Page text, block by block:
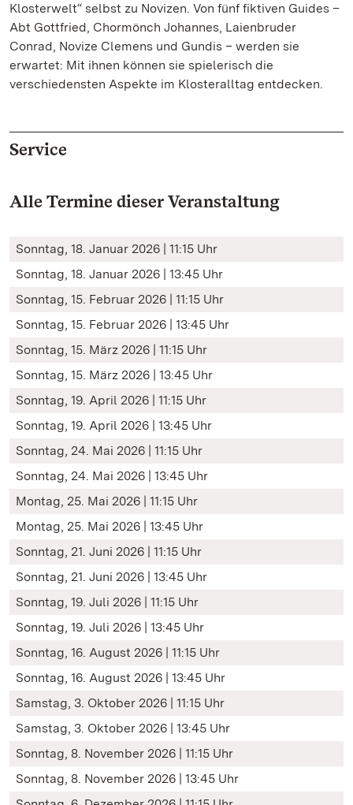
Klosterwelt“ selbst zu Novizen. Von fünf fiktiven Guides –
Abt Gottfried, Chormönch Johannes, Laienbruder
Conrad, Novize Clemens und Gundis – werden sie
erwartet: Mit ihnen können sie spielerisch die
verschiedensten Aspekte im Klosteralltag entdecken.
Service
Alle Termine dieser Veranstaltung
Sonntag, 18. Januar 2026 | 11:15 Uhr
Sonntag, 18. Januar 2026 | 13:45 Uhr
Sonntag, 15. Februar 2026 | 11:15 Uhr
Sonntag, 15. Februar 2026 | 13:45 Uhr
Sonntag, 15. März 2026 | 11:15 Uhr
Sonntag, 15. März 2026 | 13:45 Uhr
Sonntag, 19. April 2026 | 11:15 Uhr
Sonntag, 19. April 2026 | 13:45 Uhr
Sonntag, 24. Mai 2026 | 11:15 Uhr
Sonntag, 24. Mai 2026 | 13:45 Uhr
Montag, 25. Mai 2026 | 11:15 Uhr
Montag, 25. Mai 2026 | 13:45 Uhr
Sonntag, 21. Juni 2026 | 11:15 Uhr
Sonntag, 21. Juni 2026 | 13:45 Uhr
Sonntag, 19. Juli 2026 | 11:15 Uhr
Sonntag, 19. Juli 2026 | 13:45 Uhr
Sonntag, 16. August 2026 | 11:15 Uhr
Sonntag, 16. August 2026 | 13:45 Uhr
Samstag, 3. Oktober 2026 | 11:15 Uhr
Samstag, 3. Oktober 2026 | 13:45 Uhr
Sonntag, 8. November 2026 | 11:15 Uhr
Sonntag, 8. November 2026 | 13:45 Uhr